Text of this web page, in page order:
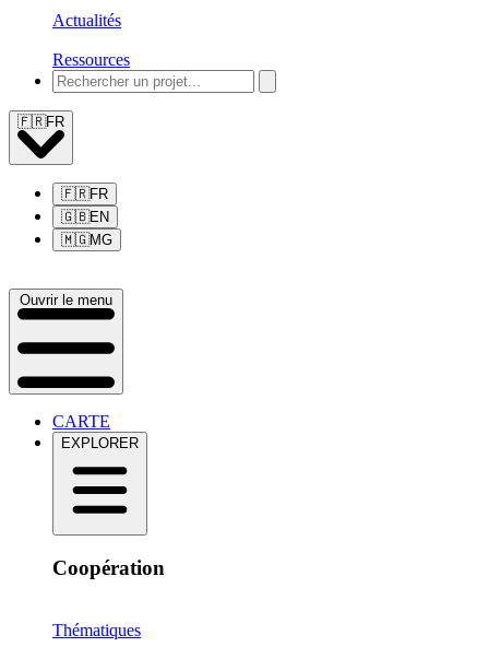
Actualités
Ressources
🇫🇷FR
🇫🇷FR
🇬🇧EN
🇲🇬MG
Ouvrir le menu
CARTE
EXPLORER
Coopération
Thématiques